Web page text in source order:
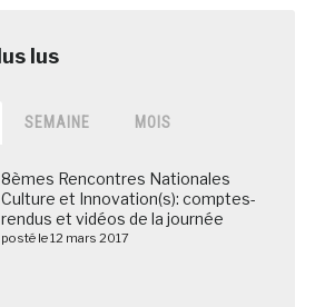
SEMAINE MOIS
8èmes Rencontres Nationales
Culture et Innovation(s): comptes-
rendus et vidéos de la journée
posté le 12 mars 2017